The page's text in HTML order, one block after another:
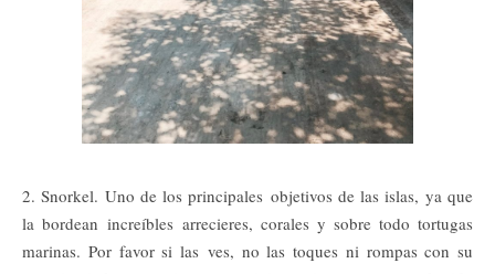
2. Snorkel. Uno de los principales objetivos de las islas, ya que
la bordean increíbles arrecieres, corales y sobre todo tortugas
marinas. Por favor si las ves, no las toques ni rompas con su